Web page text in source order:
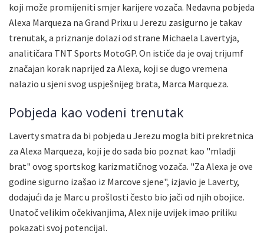
koji može promijeniti smjer karijere vozača. Nedavna pobjeda
Alexa Marqueza na Grand Prixu u Jerezu zasigurno je takav
trenutak, a priznanje dolazi od strane Michaela Lavertyja,
analitičara TNT Sports MotoGP. On ističe da je ovaj trijumf
značajan korak naprijed za Alexa, koji se dugo vremena
nalazio u sjeni svog uspješnijeg brata, Marca Marqueza.
Pobjeda kao vodeni trenutak
Laverty smatra da bi pobjeda u Jerezu mogla biti prekretnica
za Alexa Marqueza, koji je do sada bio poznat kao "mladji
brat" ovog sportskog karizmatičnog vozača. "Za Alexa je ove
godine sigurno izašao iz Marcove sjene", izjavio je Laverty,
dodajući da je Marc u prošlosti često bio jači od njih obojice.
Unatoč velikim očekivanjima, Alex nije uvijek imao priliku
pokazati svoj potencijal.